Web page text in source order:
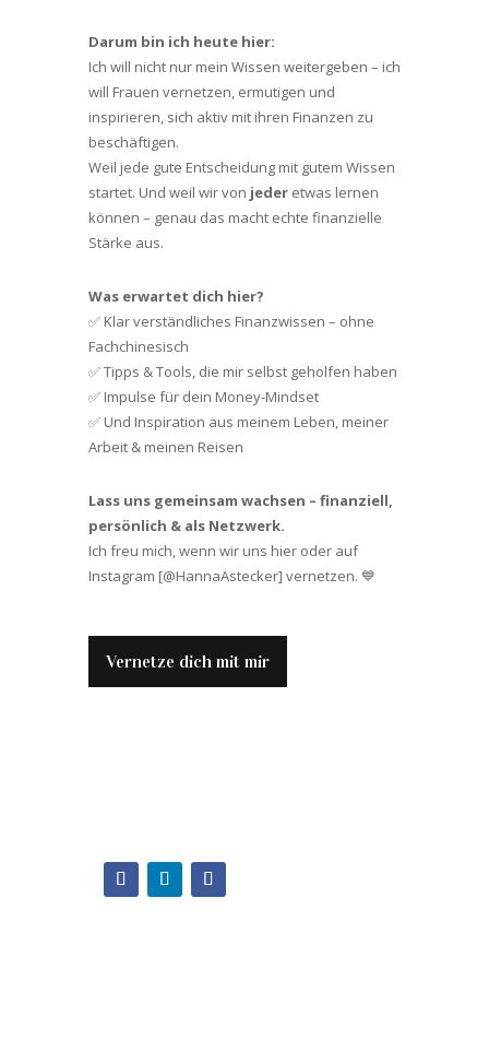
Darum bin ich heute hier:
Ich will nicht nur mein Wissen weitergeben – ich
will Frauen vernetzen, ermutigen und
inspirieren, sich aktiv mit ihren Finanzen zu
beschäftigen.
Weil jede gute Entscheidung mit gutem Wissen
startet. Und weil wir von jederetwas lernen
können – genau das macht echte finanzielle
Stärke aus.
Was erwartet dich hier?
✅ Klar verständliches Finanzwissen – ohne
Fachchinesisch
✅ Tipps & Tools, die mir selbst geholfen haben
✅ Impulse für dein Money-Mindset
✅ Und Inspiration aus meinem Leben, meiner
Arbeit & meinen Reisen
Lass uns gemeinsam wachsen – finanziell,
persönlich & als Netzwerk.
Ich freu mich, wenn wir uns hier oder auf
Instagram [@HannaAstecker] vernetzen. 💙
Vernetze dich mit mir